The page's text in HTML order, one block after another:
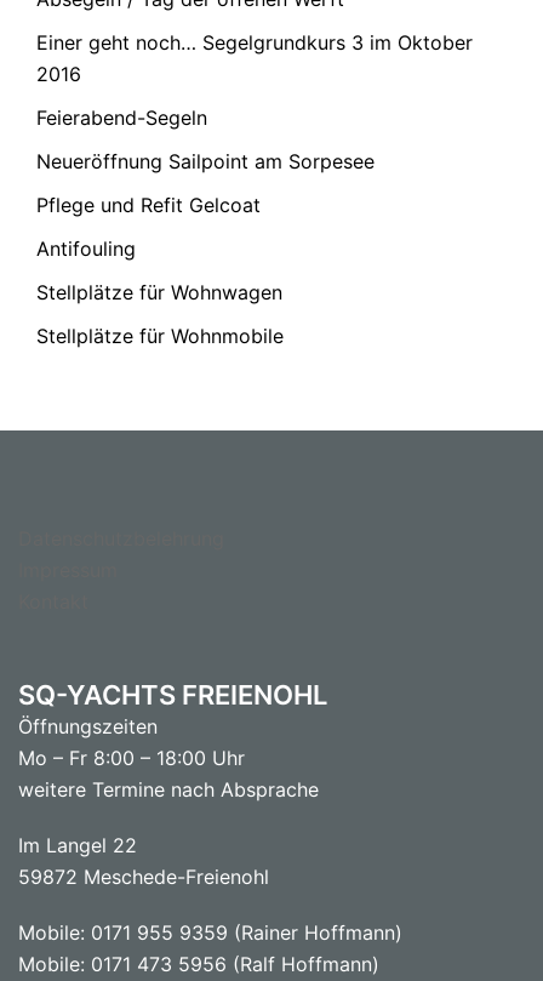
Einer geht noch… Segelgrundkurs 3 im Oktober
2016
Feierabend-Segeln
Neueröffnung Sailpoint am Sorpesee
Pflege und Refit Gelcoat
Antifouling
Stellplätze für Wohnwagen
Stellplätze für Wohnmobile
SQ-YACHTS FREIENOHL
Öffnungszeiten
Mo – Fr 8:00 – 18:00 Uhr
weitere Termine nach Absprache
Im Langel 22
59872 Meschede-Freienohl
Mobile: 0171 955 9359 (Rainer Hoffmann)
Mobile: 0171 473 5956 (Ralf Hoffmann)